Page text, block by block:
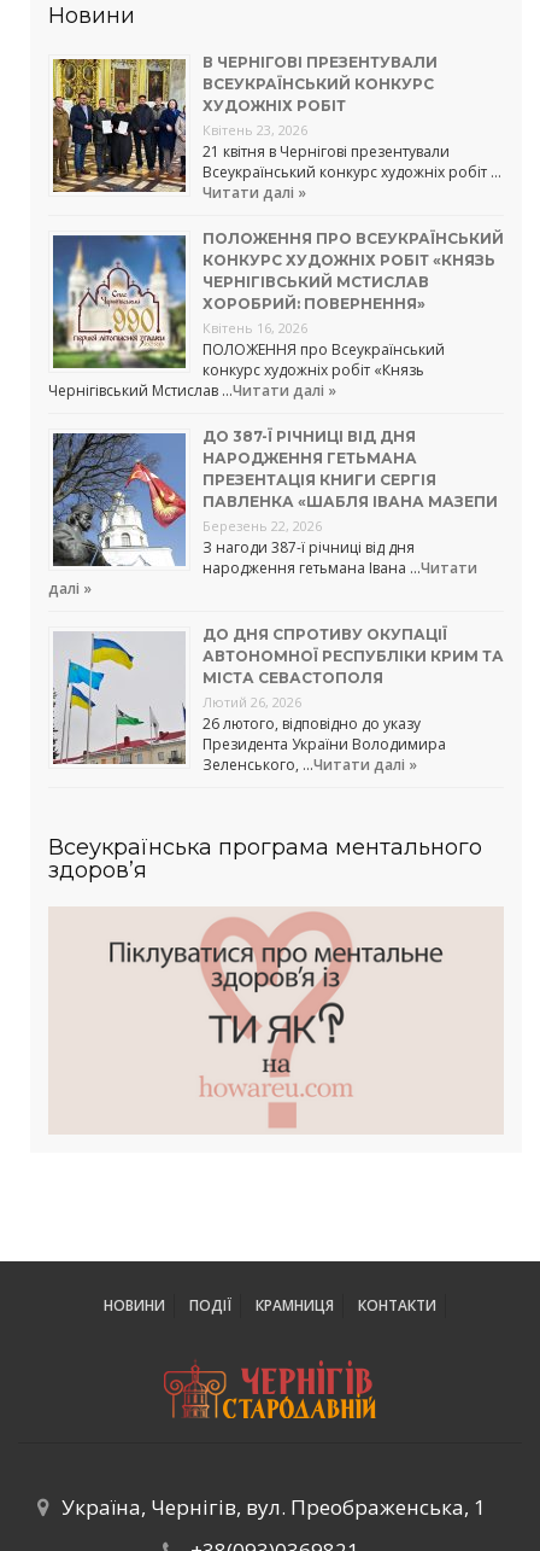
Новини
В ЧЕРНІГОВІ ПРЕЗЕНТУВАЛИ
ВСЕУКРАЇНСЬКИЙ КОНКУРС
ХУДОЖНІХ РОБІТ
Квітень 23, 2026
21 квітня в Чернігові презентували
Всеукраїнський конкурс художніх робіт …
Читати далі »
ПОЛОЖЕННЯ ПРО ВСЕУКРАЇНСЬКИЙ
КОНКУРС ХУДОЖНІХ РОБІТ «КНЯЗЬ
ЧЕРНІГІВСЬКИЙ МСТИСЛАВ
ХОРОБРИЙ: ПОВЕРНЕННЯ»
Квітень 16, 2026
ПОЛОЖЕННЯ про Всеукраїнський
конкурс художніх робіт «Князь
Чернігівський Мстислав …Читати далі »
ДО 387-Ї РІЧНИЦІ ВІД ДНЯ
НАРОДЖЕННЯ ГЕТЬМАНА
ПРЕЗЕНТАЦІЯ КНИГИ СЕРГІЯ
ПАВЛЕНКА «ШАБЛЯ ІВАНА МАЗЕПИ
Березень 22, 2026
З нагоди 387-ї річниці від дня
народження гетьмана Івана …Читати
далі »
ДО ДНЯ СПРОТИВУ ОКУПАЦІЇ
АВТОНОМНОЇ РЕСПУБЛІКИ КРИМ ТА
МІСТА СЕВАСТОПОЛЯ
Лютий 26, 2026
26 лютого, відповідно до указу
Президента України Володимира
Зеленського, …Читати далі »
Всеукраїнська програма ментального
здоров’я
НОВИНИ ПОДІЇ КРАМНИЦЯ КОНТАКТИ
Україна, Чернігів, вул. Преображенська, 1